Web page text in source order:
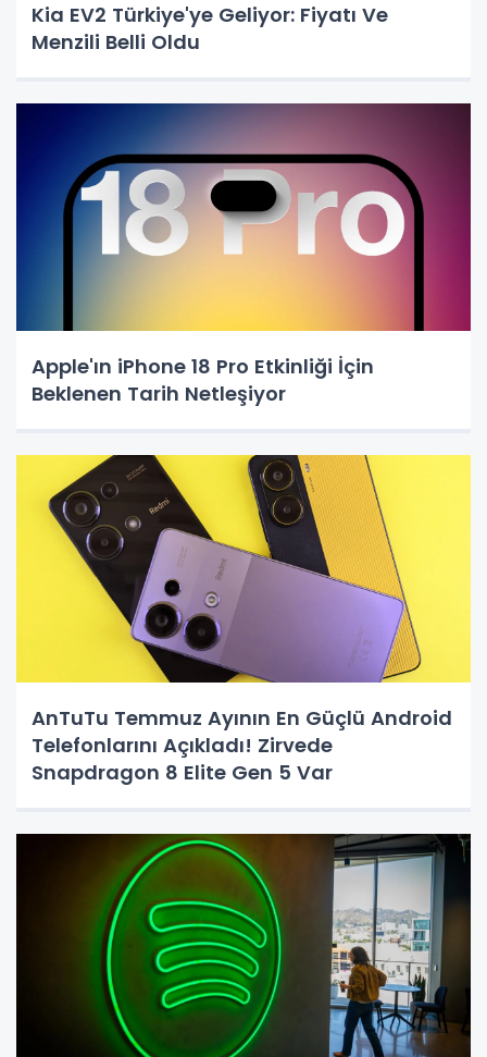
Kia EV2 Türkiye'ye Geliyor: Fiyatı Ve
Menzili Belli Oldu
Apple'ın iPhone 18 Pro Etkinliği İçin
Beklenen Tarih Netleşiyor
AnTuTu Temmuz Ayının En Güçlü Android
Telefonlarını Açıkladı! Zirvede
Snapdragon 8 Elite Gen 5 Var